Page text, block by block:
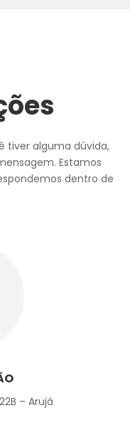
tiver alguma dúvida,
Estamos
dentro de
– Arujá